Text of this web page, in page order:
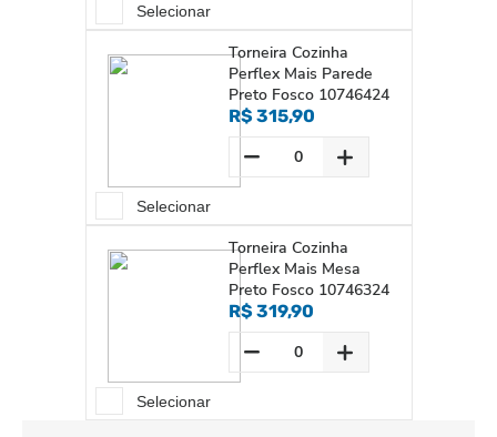
Selecionar
Torneira Cozinha
Perflex Mais Parede
Preto Fosco 10746424
R$ 315,90
Selecionar
Torneira Cozinha
Perflex Mais Mesa
Preto Fosco 10746324
R$ 319,90
Selecionar